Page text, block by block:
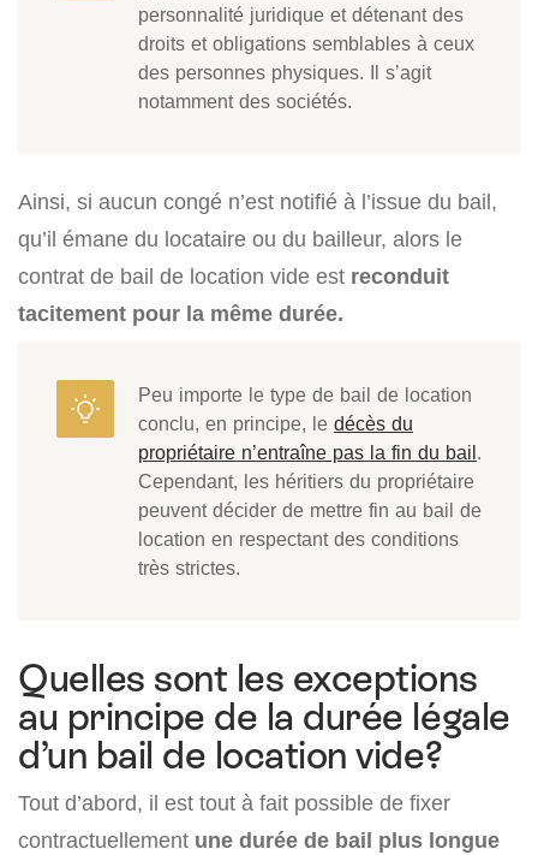
personnalité juridique et détenant des
droits et obligations semblables à ceux
des personnes physiques. Il s’agit
notamment des sociétés.
Ainsi, si aucun congé n’est notifié à l’issue du bail,
qu’il émane du locataire ou du bailleur, alors le
contrat de bail de location vide est reconduit
tacitement pour la même durée.
Peu importe le type de bail de location
conclu, en principe, le décès du
propriétaire n’entraîne pas la fin du bail.
Cependant, les héritiers du propriétaire
peuvent décider de mettre fin au bail de
location en respectant des conditions
très strictes.
Quelles sont les exceptions
au principe de la durée légale
d’un bail de location vide?
Tout d’abord, il est tout à fait possible de fixer
contractuellement une durée de bail plus longue